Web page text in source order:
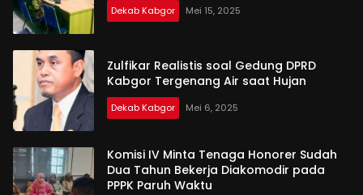
Dekab Kabgor Mei 15, 2025
Zulfikar Realistis soal Gedung DPRD
Kabgor Tergenang Air saat Hujan
Dekab Kabgor Mei 6, 2025
Komisi IV Minta Tenaga Honorer Sudah
Dua Tahun Bekerja Diakomodir pada
PPPK Paruh Waktu